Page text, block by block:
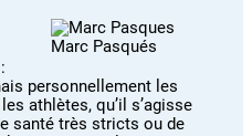
Marc Pasqués
personnellement les
athlètes, qu’il s’agisse
santé très stricts ou de